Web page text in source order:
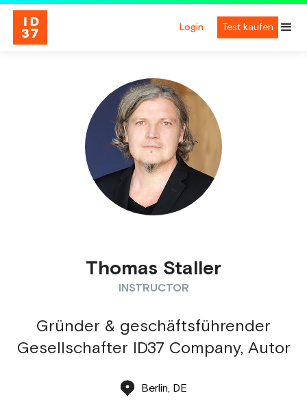
Login Test kaufen
Thomas Staller
INSTRUCTOR
Gründer & geschäftsführender
Gesellschafter ID37 Company, Autor
Berlin, DE